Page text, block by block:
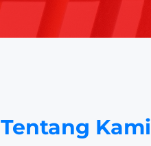
Tentang Kami